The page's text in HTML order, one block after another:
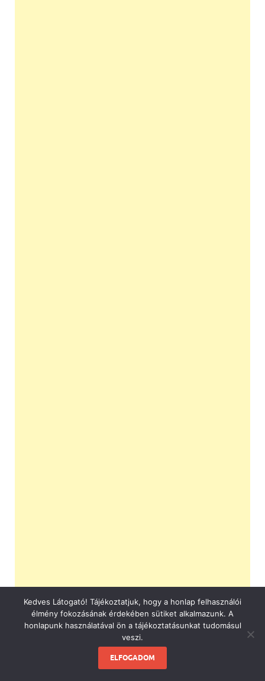
Kedves Látogató! Tájékoztatjuk, hogy a honlap felhasználói
élmény fokozásának érdekében sütiket alkalmazunk. A
honlapunk használatával ön a tájékoztatásunkat tudomásul
veszi.
ELFOGADOM